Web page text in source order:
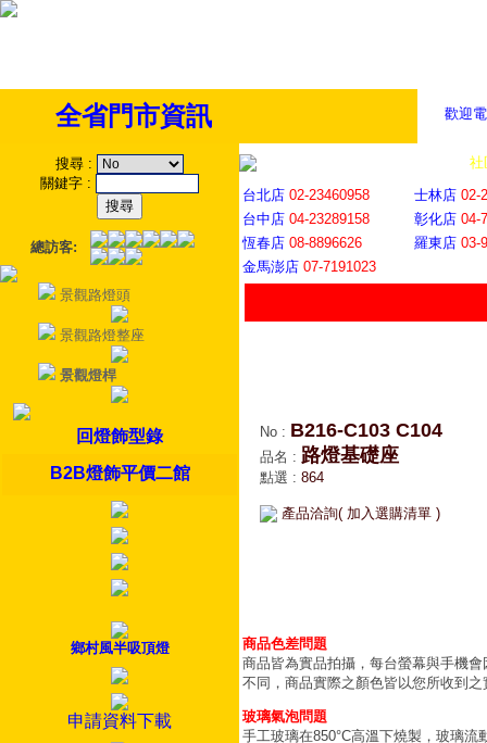
歡迎
全省門市資訊
搜尋 :
關鍵字 :
總訪客:
景觀路燈頭
景觀路燈整座
景觀燈桿
回燈飾型錄
B2B燈飾平價二館
鄉村風半吸頂燈
申請資料下載
社
台北店 02-23460958 士林店 02-
台中店 04-23289158 彰化店 04-
恆春店 08-8896626 羅東店 03-
金馬澎店 07-7191023
No : B216-C103 C104
品名 : 路燈基礎座
點選 : 864
產品洽詢( 加入選購清單 )
商品色差問題
商品皆為實品拍攝，每台螢幕與手機
不同，商品實際之顏色皆以您所收到之
玻璃氣泡問題
手工玻璃在850°C高溫下燒製，玻璃